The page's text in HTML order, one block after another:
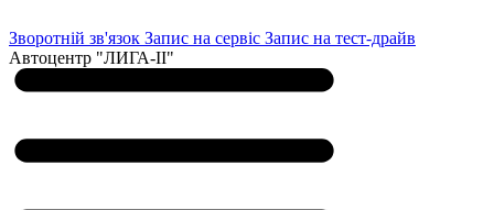
Зворотній зв'язок Запис на сервіс Запис на тест-драйв
Автоцентр "ЛИГА-ІІ"